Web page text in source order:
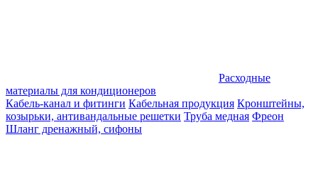
Расходные
материалы для кондиционеров
Кабель-канал и фитинги Кабельная продукция Кронштейны,
козырьки, антивандальные решетки Труба медная Фреон
Шланг дренажный, сифоны